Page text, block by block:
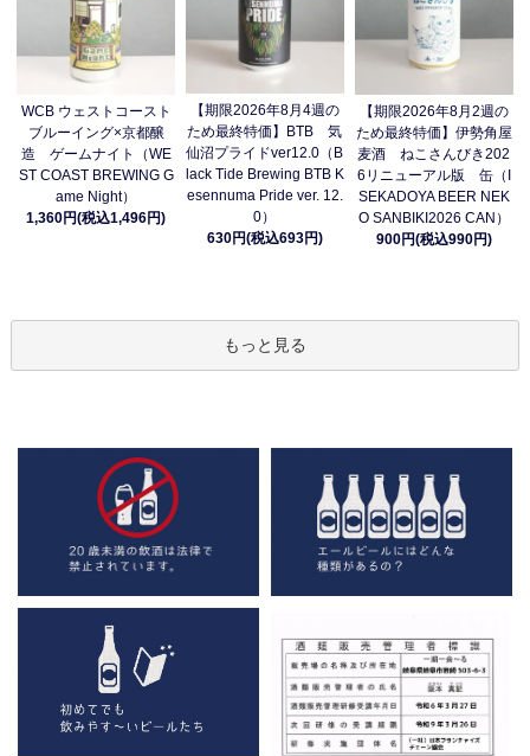
WCB ウェストコースト
ブルーイング×京都醸
造 ゲームナイト（WE
ST COAST BREWING G
ame Night）
1,360円(税込1,496円)
【期限2026年8月4週の
ため最終特価】BTB 気
仙沼プライドver12.0（B
lack Tide Brewing BTB K
esennuma Pride ver. 12.
0）
630円(税込693円)
【期限2026年8月2週の
ため最終特価】伊勢角屋
麦酒 ねこさんびき202
6リニューアル版 缶（I
SEKADOYA BEER NEK
O SANBIKI2026 CAN）
900円(税込990円)
もっと見る